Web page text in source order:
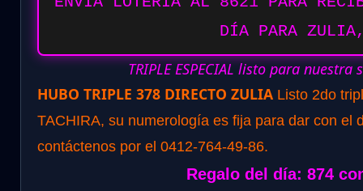
DÍA PARA
TRIPLE ESPECIAL listo para
HUBO TRIPLE 378 DIRECTO ZULIA Listo 2do
TACHIRA, su numerología es fija para dar con el
contáctenos por el 0412-764-49-86.
Regalo del día: 874